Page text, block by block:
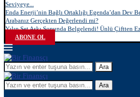
Seviyeye...
Enda Enerji’nin Bağlı Ortaklığı Egenda’dan Dev
Arabanız Gerçekten Değerlendi mi?
Yılın Set Aşkı Sonunda Belgelendi! Ünlü Çiftten
ABONE OL
Ara
Ara